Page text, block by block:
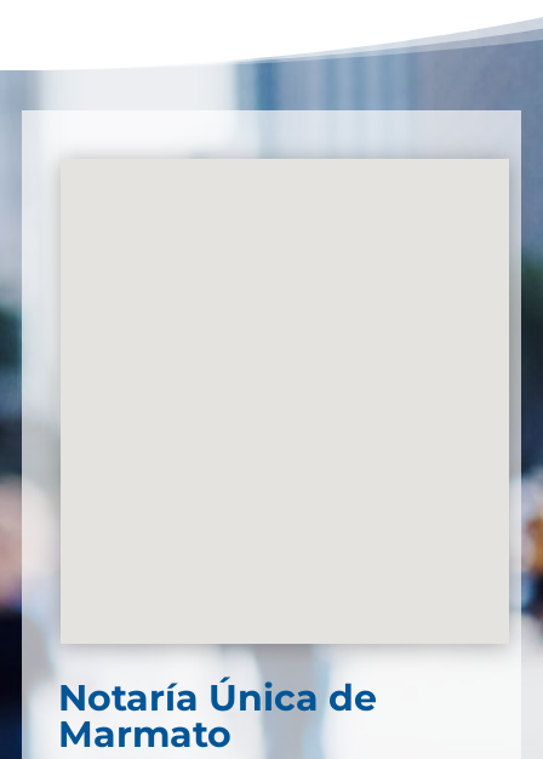
Notaría Única de
Marmato